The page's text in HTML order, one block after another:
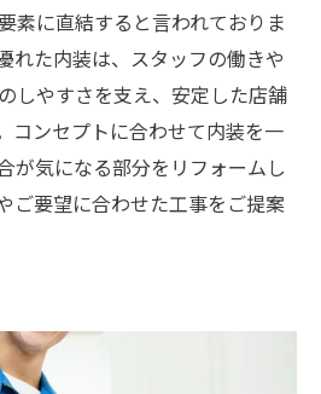
素に直結すると言われておりま
れた内装は、スタッフの働きや
しやすさを支え、安定した店舗
コンセプトに合わせて内装を一
が気になる部分をリフォームし
ご要望に合わせた工事をご提案